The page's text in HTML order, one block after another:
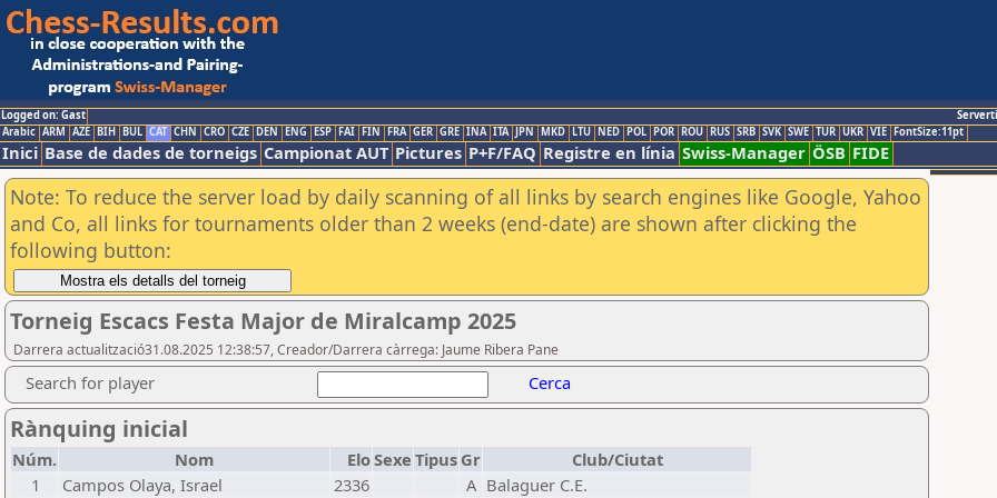
Logged on: Gast
Arabic ARM AZE BIH BUL CAT CHN CRO CZE DEN ENG ESP FAI FIN FRA GER GRE INA ITA JPN MKD LTU NED POL POR ROU RUS SRB SVK SWE TUR UKR VIE FontSize:11pt
Inici Base de dades de torneigs Campionat AUT Pictures P+F/FAQ Registre en línia Swiss-Manager ÖSB FIDE
Note: To reduce the server load by daily scanning of all links by search engines like Google, Yahoo
and Co, all links for tournaments older than 2 weeks (end-date) are shown after clicking the
following button:
Torneig Escacs Festa Major de Miralcamp 2025
Darrera actualització31.08.2025 12:38:57, Creador/Darrera càrrega: Jaume Ribera Pane
Search for player Cerca
Rànquing inicial
Núm. Nom EloSexe Tipus Gr
Club/Ciutat
1
Campos Olaya, Israel 2336 A Balaguer C.E.